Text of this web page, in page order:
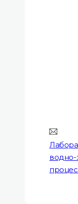
водно-